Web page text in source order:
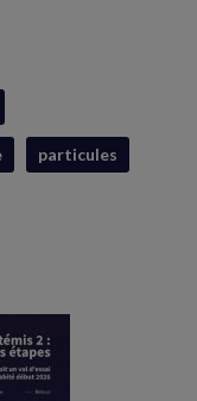
particules